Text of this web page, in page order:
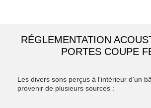
RÉGLEMENTATION
PORTES COUPE
Les divers sons perçus à l'intérieur d'un
provenir de plusieurs sources :